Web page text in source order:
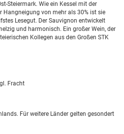
Steiermark. Wie ein Kessel mit der
Hangneigung von mehr als 30% ist sie
Lesegut. Der Sauvignon entwickelt
und harmonisch. Ein großer Wein, der
Kollegen aus den Großen STK
Fracht
Für weitere Länder gelten gesondert